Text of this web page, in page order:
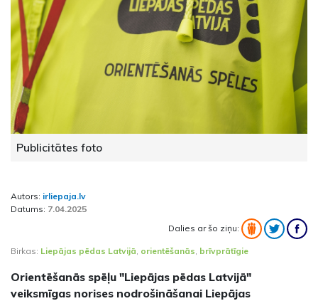
Publicitātes foto
Autors: irliepaja.lv
Datums: 7.04.2025
Dalies ar šo ziņu:
Birkas: Liepājas pēdas Latvijā orientēšanās brīvprātīgie
Orientēšanās spēļu "Liepājas pēdas Latvijā"
veiksmīgas norises nodrošināšanai Liepājas